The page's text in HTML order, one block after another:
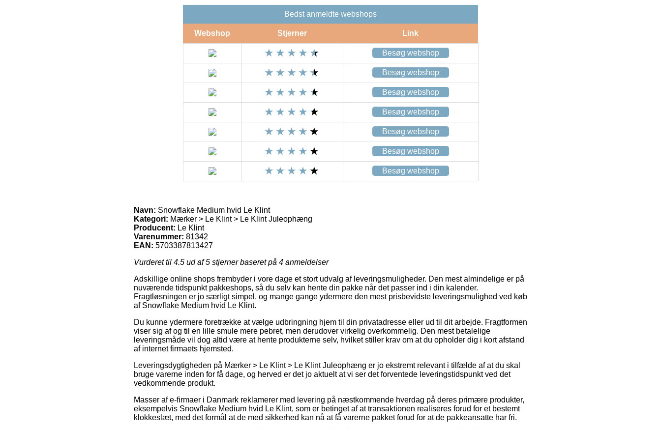
Bedst anmeldte webshops
Webshop Stjerner Link
Besøg webshop
Besøg webshop
Besøg webshop
Besøg webshop
Besøg webshop
Besøg webshop
Besøg webshop
Navn: Snowflake Medium hvid Le Klint
Kategori: Mærker > Le Klint > Le Klint Juleophæng
Producent: Le Klint
Varenummer: 81342
EAN: 5703387813427
Vurderet til 4.5 ud af 5 stjerner baseret på 4 anmeldelser
Adskillige online shops frembyder i vore dage et stort udvalg af leveringsmuligheder. Den mest almindelige er på
nuværende tidspunkt pakkeshops, så du selv kan hente din pakke når det passer ind i din kalender.
Fragtløsningen er jo særligt simpel, og mange gange ydermere den mest prisbevidste leveringsmulighed ved køb
af Snowflake Medium hvid Le Klint.
Du kunne ydermere foretrække at vælge udbringning hjem til din privatadresse eller ud til dit arbejde. Fragtformen
viser sig af og til en lille smule mere pebret, men derudover virkelig overkommelig. Den mest betalelige
leveringsmåde vil dog altid være at hente produkterne selv, hvilket stiller krav om at du opholder dig i kort afstand
af internet firmaets hjemsted.
Leveringsdygtigheden på Mærker > Le Klint > Le Klint Juleophæng er jo ekstremt relevant i tilfælde af at du skal
bruge varerne inden for få dage, og herved er det jo aktuelt at vi ser det forventede leveringstidspunkt ved det
vedkommende produkt.
Masser af e-firmaer i Danmark reklamerer med levering på næstkommende hverdag på deres primære produkter,
eksempelvis Snowflake Medium hvid Le Klint, som er betinget af at transaktionen realiseres forud for et bestemt
klokkeslæt, med det formål at de med sikkerhed kan nå at få varerne pakket forud for at de pakkeansatte har fri.